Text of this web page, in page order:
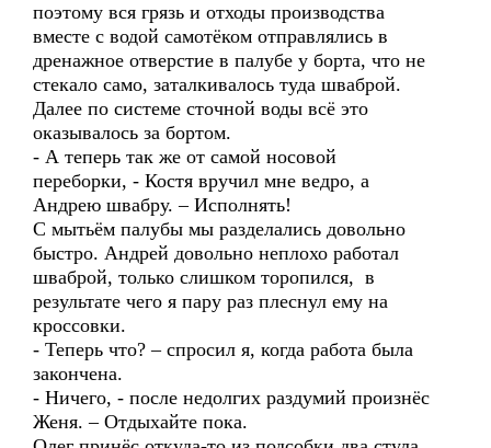
поэтому вся грязь и отходы производства
вместе с водой самотёком отправлялись в
дренажное отверстие в палубе у борта, что не
стекало само, заталкивалось туда шваброй.
Далее по системе сточной воды всё это
оказывалось за бортом.
- А теперь так же от самой носовой
переборки, - Костя вручил мне ведро, а
Андрею швабру. – Исполнять!
С мытьём палубы мы разделались довольно
быстро. Андрей довольно неплохо работал
шваброй, только слишком торопился, в
результате чего я пару раз плеснул ему на
кроссовки.
- Теперь что? – спросил я, когда работа была
закончена.
- Ничего, - после недолгих раздумий произнёс
Женя. – Отдыхайте пока.